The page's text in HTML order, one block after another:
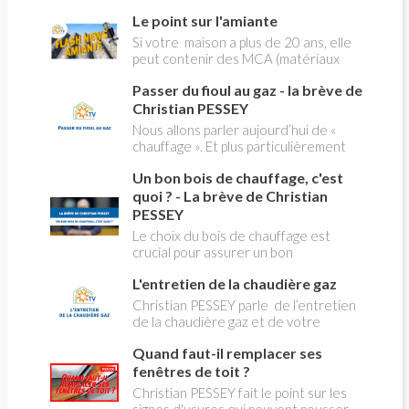
pleines, heures creuses. Aujourd'hui
Christian PESSEY vous explique tout
ce qu'il faut savoir sur la nouvelle
modification du système "heures
creuses" qui concerne près de 15
millions de Français !
Le point sur l'amiante
Si votre maison a plus de 20 ans, elle
peut contenir des MCA (matériaux
panique, on fait le point dans notre
flash news n°3 spéciale Amiante et
ses dangers avec Christian Pessey
Passer du fioul au gaz - la brève de
Christian PESSEY
Nous allons parler aujourd’hui de «
chauffage ». Et plus particulièrement
aborder l’abandon du fioul au profit du
gaz.
Un bon bois de chauffage, c'est
quoi ? - La brève de Christian
PESSEY
Le choix du bois de chauffage est
crucial pour assurer un bon
l'impact environnemental. Mais
comment reconnaître un bois de
qualité ? Plusieurs critères entrent en
jeu : le type d'essence, le taux
d'humidité, la densité et la saison de
coupe.
L'entretien de la chaudière gaz
Christian PESSEY parle de l’entretien
de la chaudière gaz et de votre
avez un système par radiateurs ou un
plancher chauffant, qui sont alimentés
par une chaudière au gaz, vous devez
faire entretenir celle-ci une fois par
Quand faut-il remplacer ses
fenêtres de toit ?
Christian PESSEY fait le point sur les